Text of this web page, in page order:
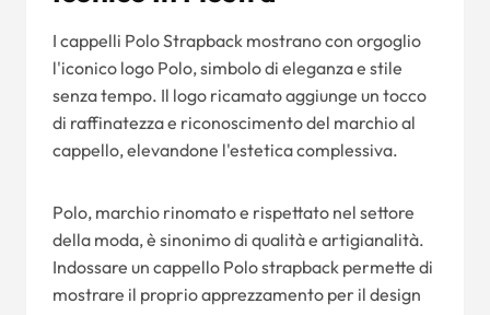
I cappelli Polo Strapback mostrano con orgoglio
l'iconico logo Polo, simbolo di eleganza e stile
senza tempo. Il logo ricamato aggiunge un tocco
di raffinatezza e riconoscimento del marchio al
cappello, elevandone l'estetica complessiva.
Polo, marchio rinomato e rispettato nel settore
della moda, è sinonimo di qualità e artigianalità.
Indossare un cappello Polo strapback permette di
mostrare il proprio apprezzamento per il design